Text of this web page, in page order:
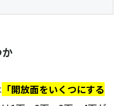
「開放面をいくつにする